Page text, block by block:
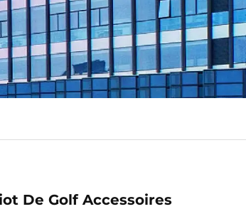
De Golf Accessoires